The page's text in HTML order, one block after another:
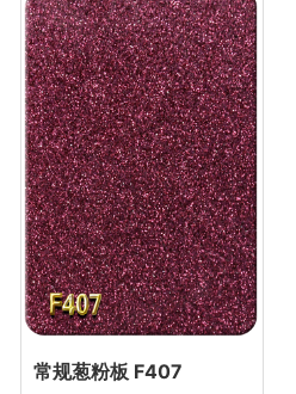
常规葱粉板 F407